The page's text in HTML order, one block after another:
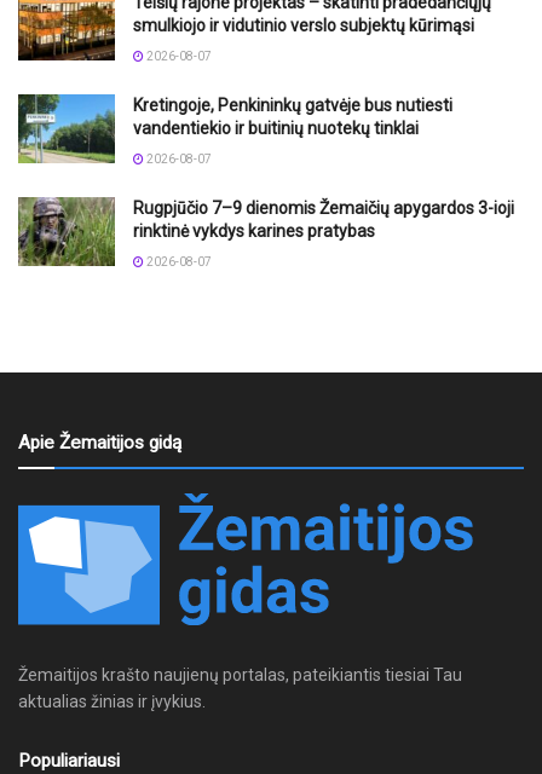
smulkiojo ir vidutinio verslo subjektų kūrimąsi
2026-08-07
Kretingoje, Penkininkų gatvėje bus nutiesti
vandentiekio ir buitinių nuotekų tinklai
2026-08-07
Rugpjūčio 7–9 dienomis Žemaičių apygardos 3-ioji
rinktinė vykdys karines pratybas
2026-08-07
Apie Žemaitijos gidą
Žemaitijos krašto naujienų portalas, pateikiantis tiesiai Tau
aktualias žinias ir įvykius.
Populiariausi